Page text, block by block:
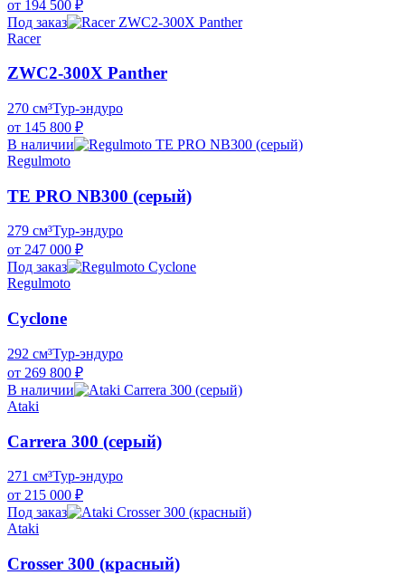
от 194 500 ₽
Под заказ
Racer
ZWC2-300X Panther
270 см³Тур-эндуро
от 145 800 ₽
В наличии
Regulmoto
TE PRO NB300 (серый)
279 см³Тур-эндуро
от 247 000 ₽
Под заказ
Regulmoto
Cyclone
292 см³Тур-эндуро
от 269 800 ₽
В наличии
Ataki
Carrera 300 (серый)
271 см³Тур-эндуро
от 215 000 ₽
Под заказ
Ataki
Crosser 300 (красный)